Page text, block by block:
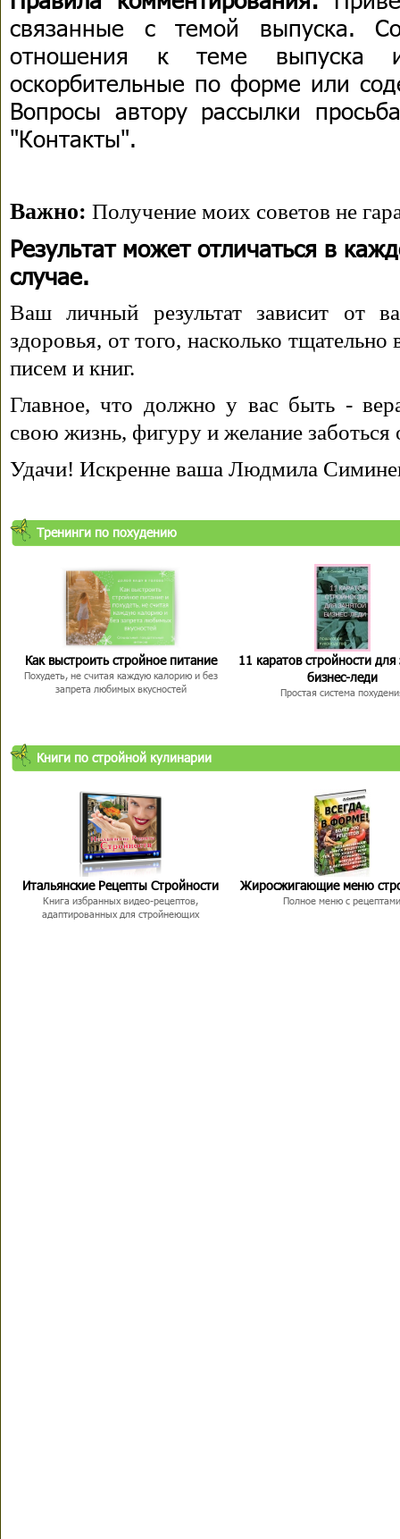
связанные с темой выпуска.
отношения к теме выпуска
оскорбительные по форме или
Вопросы автору рассылки
"Контакты".
Важно: Получение моих советов не
Результат может отличаться в
случае.
Ваш личный результат зависит от
здоровья, от того, насколько
писем и книг.
Главное, что должно у вас быть -
свою жизнь, фигуру и желание заботься
Удачи! Искренне ваша Людмила
Тренинги по похудению
Как выстроить стройное питание
Похудеть, не считая каждую калорию и без
запрета любимых вкусностей
11 каратов стройности для
бизнес-леди
Простая система
Книги по стройной кулинарии
Итальянские Рецепты Стройности
Книга избранных видео-рецептов,
адаптированных для стройнеющих
Жиросжигающие меню
Полное меню с рецептами